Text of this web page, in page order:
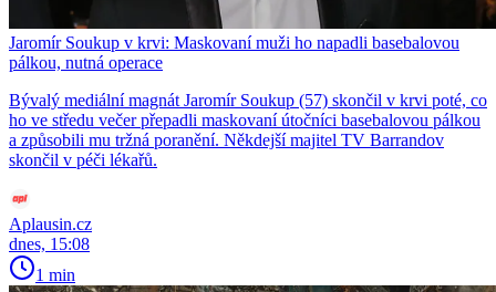
Jaromír Soukup v krvi: Maskovaní muži ho napadli basebalovou
pálkou, nutná operace
Bývalý mediální magnát Jaromír Soukup (57) skončil v krvi poté, co
ho ve středu večer přepadli maskovaní útočníci basebalovou pálkou
a způsobili mu tržná poranění. Někdejší majitel TV Barrandov
skončil v péči lékařů.
Aplausin.cz
dnes, 15:08
1 min